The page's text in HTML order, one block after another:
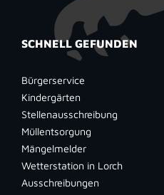
SCHNELL GEFUNDEN
Bürgerservice
Kindergärten
Stellenausschreibung
Müllentsorgung
Mängelmelder
Wetterstation in Lorch
Ausschreibungen